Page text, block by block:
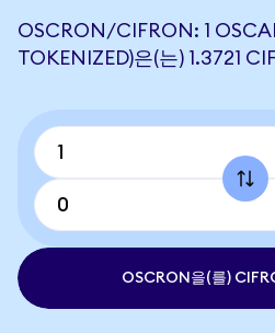
OSCRON/CIFRON: 1
TOKENIZED)은(는) 1.3721
OSCRON을(를)